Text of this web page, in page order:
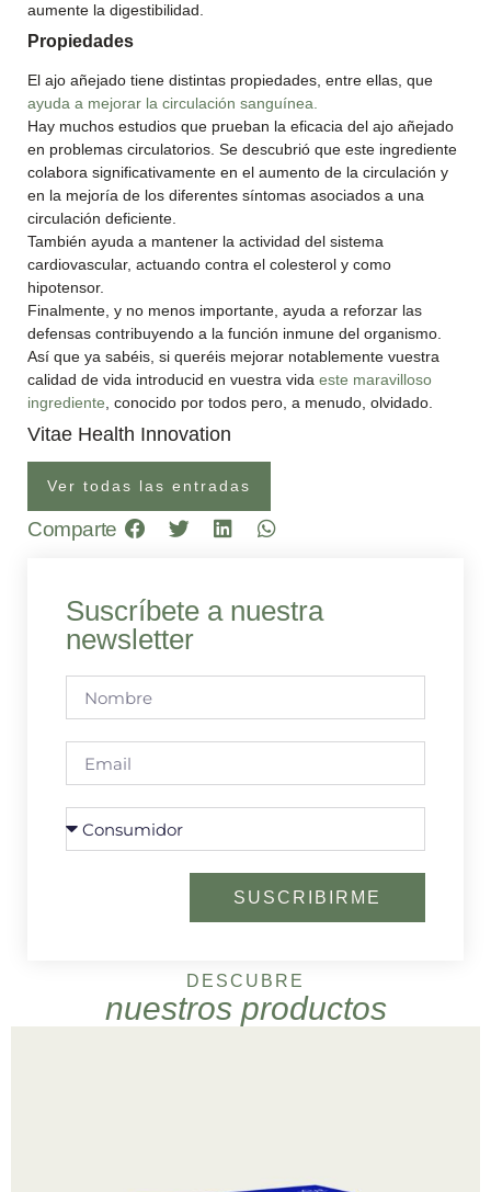
aumente la digestibilidad.
Propiedades
El ajo añejado tiene distintas propiedades, entre ellas, que
ayuda a mejorar la circulación sanguínea.
Hay muchos estudios que prueban la eficacia del ajo añejado
en problemas circulatorios. Se descubrió que este ingrediente
colabora significativamente en el aumento de la circulación y
en la mejoría de los diferentes síntomas asociados a una
circulación deficiente.
También ayuda a mantener la actividad del sistema
cardiovascular, actuando contra el colesterol y como
hipotensor.
Finalmente, y no menos importante, ayuda a reforzar las
defensas contribuyendo a la función inmune del organismo.
Así que ya sabéis, si queréis mejorar notablemente vuestra
calidad de vida introducid en vuestra vida este maravilloso
ingrediente , conocido por todos pero, a menudo, olvidado.
Vitae Health Innovation
Ver todas las entradas
Comparte
Suscríbete a nuestra
newsletter
SUSCRIBIRME
DESCUBRE
nuestros productos